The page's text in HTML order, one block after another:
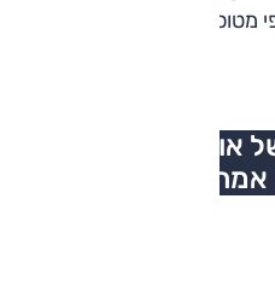
מטוסים עד שננחת במציאות
אוטו, כל העדכונים
אמת